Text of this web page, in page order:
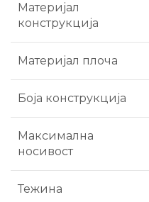
Материјал
конструкција
Материјал плоча
Боја конструкција
Максимална
носивост
Тежина